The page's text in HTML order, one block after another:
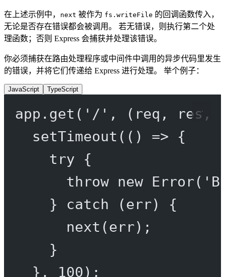
在上述示例中， next 被作为 fs.writeFile 的回调函数传入，
无论是否存在错误都会被调用。 若无错误，则执行第二个处
理函数；否则 Express 会捕获并处理该错误。
你必须捕获在路由处理程序或中间件中调用的异步代码里发生
的错误，并将它们传递给 Express 进行处理。 举个例子：
JavaScript TypeScript
app. get ( '/' , ( req , res,
setTimeout (() => {
try {
throw
new Error(
} catch (err) {
next (err);
}
},
100 );